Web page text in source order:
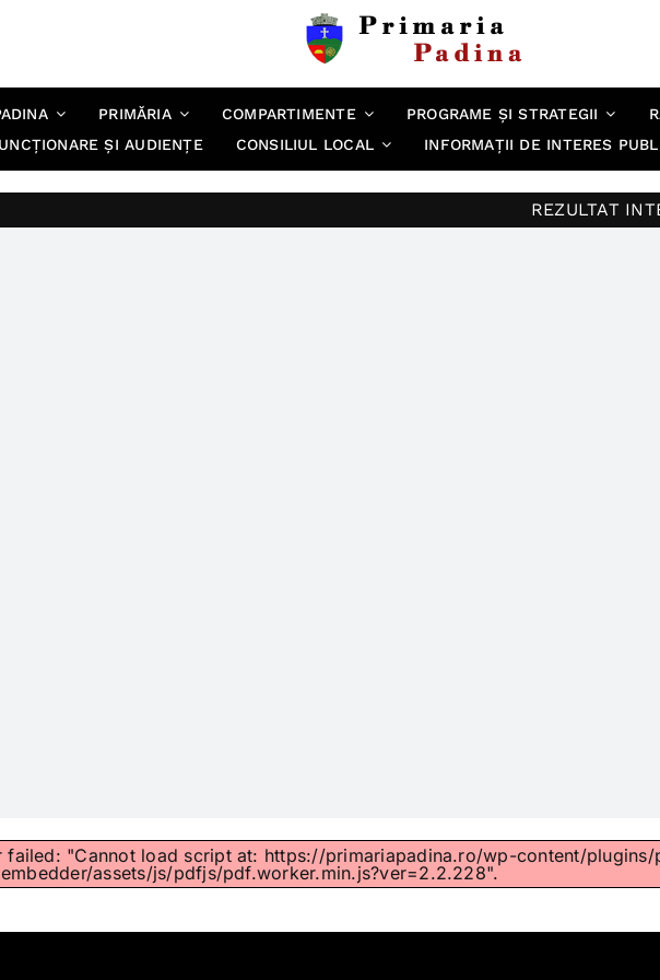
PRIMĂRIA COMPARTIMENTE PROGRAME ȘI STRATEGII
ȘI AUDIENȚE
CONSILIUL LOCAL INFORMAȚII DE INTERES
REZULTAT INTERVIU
failed: "Cannot load script at: https://primariapadina.ro/wp-content/
embedder/assets/js/pdfjs/pdf.worker.min.js?ver=2.2.228".